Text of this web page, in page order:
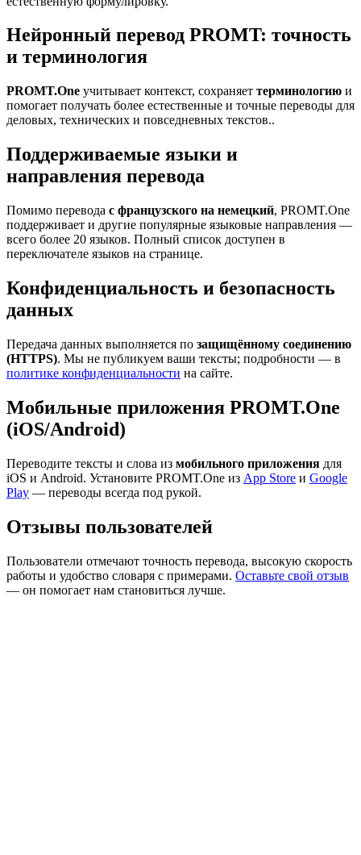
Нейронный перевод PROMT: точность
и терминология
PROMT.One учитывает контекст, сохраняет терминологию и
помогает получать более естественные и точные переводы для
деловых, технических и повседневных текстов..
Поддерживаемые языки и
направления перевода
Помимо перевода с французского на немецкий, PROMT.One
поддерживает и другие популярные языковые направления —
всего более 20 языков. Полный список доступен в
переключателе языков на странице.
Конфиденциальность и безопасность
данных
Передача данных выполняется по защищённому соединению
(HTTPS). Мы не публикуем ваши тексты; подробности — в
политике конфиденциальности на сайте.
Мобильные приложения PROMT.One
(iOS/Android)
Переводите тексты и слова из мобильного приложения для
iOS и Android. Установите PROMT.One из App Store и Google
Play — переводы всегда под рукой.
Отзывы пользователей
Пользователи отмечают точность перевода, высокую скорость
работы и удобство словаря с примерами. Оставьте свой отзыв
— он помогает нам становиться лучше.